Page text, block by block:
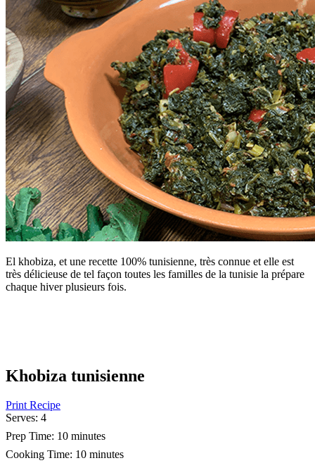
El khobiza, et une recette 100% tunisienne, très connue et elle est
très délicieuse de tel façon toutes les familles de la tunisie la prépare
chaque hiver plusieurs fois.
Khobiza tunisienne
Print Recipe
Serves: 4
Prep Time: 10 minutes
Cooking Time: 10 minutes